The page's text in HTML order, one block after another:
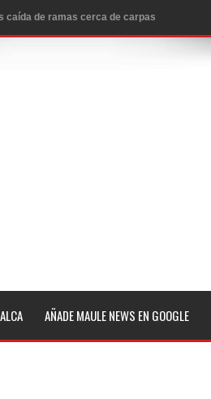
caída de ramas cerca de carpas
contra la Influenza y otros
musical y pedagógico con
“No dará la cara”
AÑADE MAULE NEWS EN GOOGLE